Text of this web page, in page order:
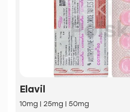
Elavil
10mg | 25mg | 50mg